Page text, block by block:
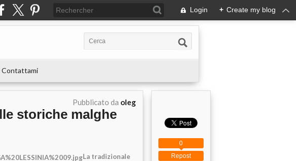
Login + Create my blog
Contattami
Pubblicato da oleg
storiche malghe
La tradizionale
Repost
0